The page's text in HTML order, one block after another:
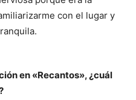
con el lugar y
en «Recantos», ¿cuál